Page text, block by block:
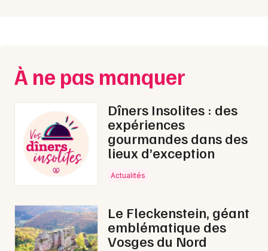
À ne pas manquer
Dîners Insolites : des
expériences
gourmandes dans des
lieux d’exception
Actualités
Le Fleckenstein, géant
emblématique des
Vosges du Nord